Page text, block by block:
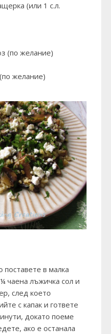
(или 1 с.л.
(по желание)
желание)
поставете в малка
чаена лъжичка сол и
след което
с капак и гответе
докато поеме
ако е останала